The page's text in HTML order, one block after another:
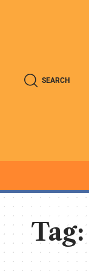
SEARCH
Tag: